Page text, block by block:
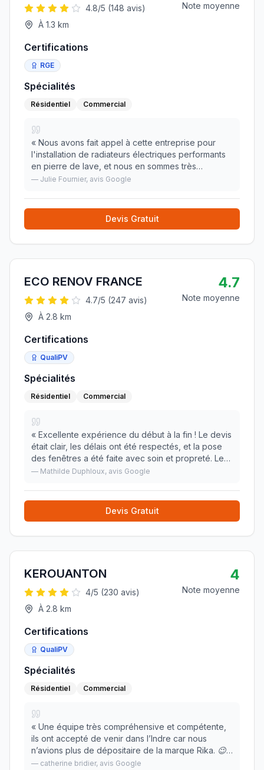
4.8/5 (148 avis)
À 1.3 km
Note moyenne
Certifications
RGE
Spécialités
Résidentiel Commercial
« Nous avons fait appel à cette entreprise pour
l'installation de radiateurs électriques performants
en pierre de lave, et nous en sommes très
contents. Travail sérieux et surtout à l'écoute du
— Julie Fournier, avis Google
Devis Gratuit
ECO RENOV FRANCE
4.7/5 (247 avis)
À 2.8 km
4.7
Note moyenne
Certifications
QualiPV
Spécialités
Résidentiel Commercial
« Excellente expérience du début à la fin ! Le devis
était clair, les délais ont été respectés, et la pose
des fenêtres a été faite avec soin et propreté. Les
finitions sont parfaites. Merci à toute l’équipe pour
— Mathilde Duphloux, avis Google
Devis Gratuit
KEROUANTON
4/5 (230 avis)
À 2.8 km
4
Note moyenne
Certifications
QualiPV
Spécialités
Résidentiel Commercial
« Une équipe très compréhensive et compétente,
ils ont accepté de venir dans l’Indre car nous
n’avions plus de dépositaire de la marque Rika. 😉
nous avons réussi le nettoyage des 700 sans vous
— catherine bridier, avis Google